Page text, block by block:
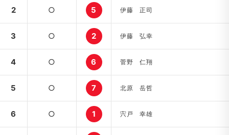
2 ○ 5 伊藤 正司
3 ○ 2 伊藤 弘幸
4 ○ 6 菅野 仁翔
5 ○ 7 北原 岳哲
6 ○ 1 宍戸 幸雄